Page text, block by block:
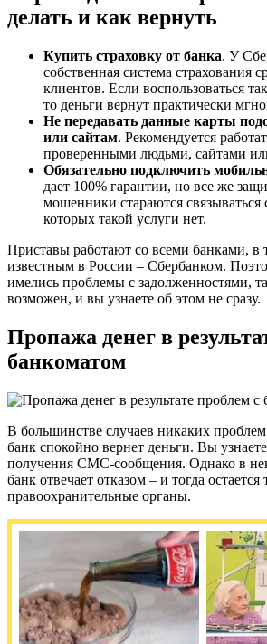
делать и как вернуть
Купить страховку от банка. У
собственная система страхования
клиентов. Если воспользоваться
то деньги вернут практически
Не передавать данные карты
или сайтам. Рекомендуется
проверенными людьми, сайтами
Обязательно подключить
дает 100% гарантии, но все же
мошенники стараются
которых такой услуги нет.
Приставы работают со всеми банками, в
известным в России – Сбербанком.
имелись проблемы с задолженностями,
возможен, и вы узнаете об этом не сразу.
Пропажа денег в
банкоматом
В большинстве случаев никаких
банк спокойно вернет деньги. Вы
получения СМС-сообщения. Однако в
банк отвечает отказом – и тогда остается
правоохранительные органы.